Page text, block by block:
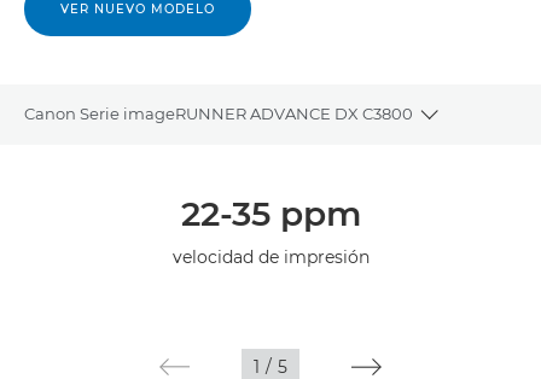
VER NUEVO MODELO
Canon Serie imageRUNNER ADVANCE DX C3800
Toggle
22-35 ppm
velocidad de impresión
1 / 5